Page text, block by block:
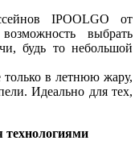
IPOOLGO от
выбрать
будь то небольшой
только в летнюю жару,
Идеально для тех,
технологиями